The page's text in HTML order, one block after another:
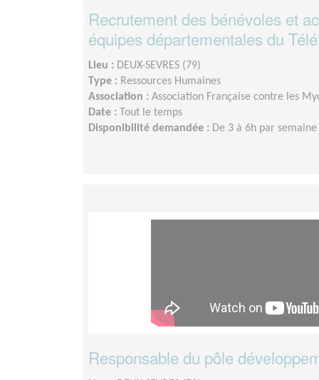
Recrutement des bénévoles et
équipes départementales du
Lieu : DEUX-SEVRES (79)
Type : Ressources Humaines
Association : Association Française contre les
Date :
Tout le temps
Disponibilité demandée : De 3 à 6h par
Responsable du pôle